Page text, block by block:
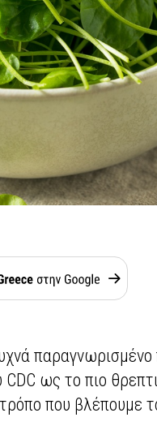
ως το πιο
που βλέπουμε